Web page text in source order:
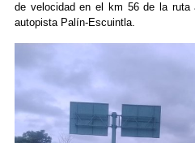
de velocidad en el km 56 de la
autopista Palín-Escuintla.